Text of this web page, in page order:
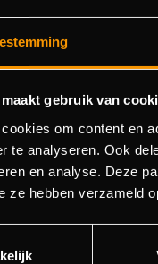
gebruik van
om content en
te analyseren. Ook
en analyse. Deze
ze hebben verzameld